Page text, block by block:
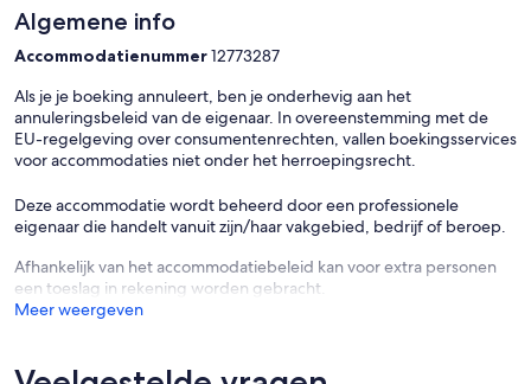
Algemene info
Accommodatienummer12773287
Als je je boeking annuleert, ben je onderhevig aan het
annuleringsbeleid van de eigenaar. In overeenstemming met de
EU-regelgeving over consumentenrechten, vallen boekingsservices
voor accommodaties niet onder het herroepingsrecht.
Deze accommodatie wordt beheerd door een professionele
eigenaar die handelt vanuit zijn/haar vakgebied, bedrijf of beroep.
Afhankelijk van het accommodatiebeleid kan voor extra personen
een toeslag in rekening worden gebracht.
Meer weergeven